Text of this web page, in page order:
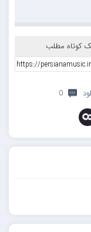
کوتاه مطلب
0